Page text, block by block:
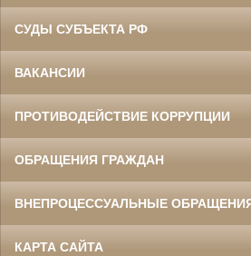
СУДЫ СУБЪЕКТА РФ
ВАКАНСИИ
ПРОТИВОДЕЙСТВИЕ КОРРУПЦИИ
ОБРАЩЕНИЯ ГРАЖДАН
ВНЕПРОЦЕССУАЛЬНЫЕ
КАРТА САЙТА